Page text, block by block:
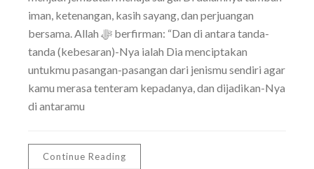
iman, ketenangan, kasih sayang, dan perjuangan
bersama. Allah ﷻ berfirman: “Dan di antara tanda-
tanda (kebesaran)-Nya ialah Dia menciptakan
untukmu pasangan-pasangan dari jenismu sendiri agar
kamu merasa tenteram kepadanya, dan dijadikan-Nya
di antaramu
Continue Reading